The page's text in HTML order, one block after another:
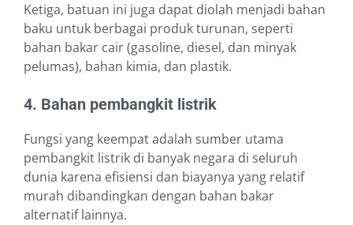
Ketiga, batuan ini juga dapat diolah menjadi bahan
baku untuk berbagai produk turunan, seperti
bahan bakar cair (gasoline, diesel, dan minyak
pelumas), bahan kimia, dan plastik.
4. Bahan pembangkit listrik
Fungsi yang keempat adalah sumber utama
pembangkit listrik di banyak negara di seluruh
dunia karena efisiensi dan biayanya yang relatif
murah dibandingkan dengan bahan bakar
alternatif lainnya.